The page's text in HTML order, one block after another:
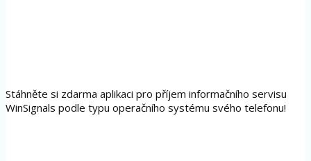
Stáhněte si zdarma aplikaci pro příjem informačního servisu
WinSignals podle typu operačního systému svého telefonu!